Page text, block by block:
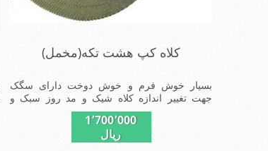
کلاه کپ هشت تکه(مخمل)
بسیار خوش فرم و خوش دوخت دارای سگک
جهت تغییر اندازه کلاه شیک و مد روز سبک و
1٬700٬000
ریال